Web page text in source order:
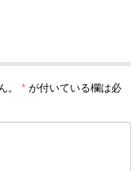
。 * が付いている欄は必